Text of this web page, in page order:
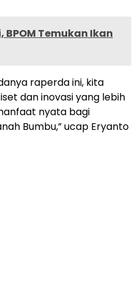
Temukan Ikan
raperda ini, kita
dan inovasi yang lebih
nyata bagi
Bumbu,” ucap Eryanto